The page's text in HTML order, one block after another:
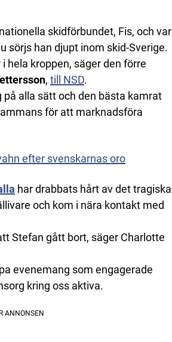
skidförbundet, Fis, och var
sörjs han djupt inom skid-Sverige.
hela kroppen, säger den förre
, till NSD.
alla sätt och den bästa kamrat
för att marknadsföra
efter svenskarnas oro
har drabbats hårt av det tragiska
och kom i nära kontakt med
Stefan gått bort, säger Charlotte
evenemang som engagerade
kring oss aktiva.